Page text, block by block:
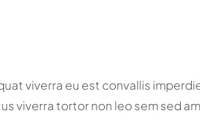
viverra eu est convallis
viverra tortor non leo sem sed